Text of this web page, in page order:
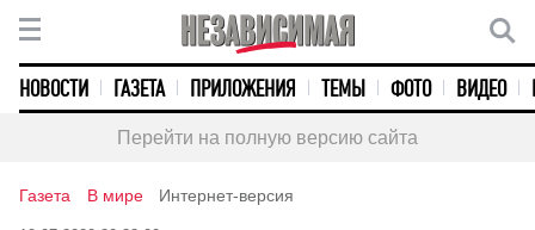
НОВОСТИ ГАЗЕТА ПРИЛОЖЕНИЯ ТЕМЫ ФОТО ВИДЕО
Перейти на полную версию сайта
Газета В мире Интернет-версия